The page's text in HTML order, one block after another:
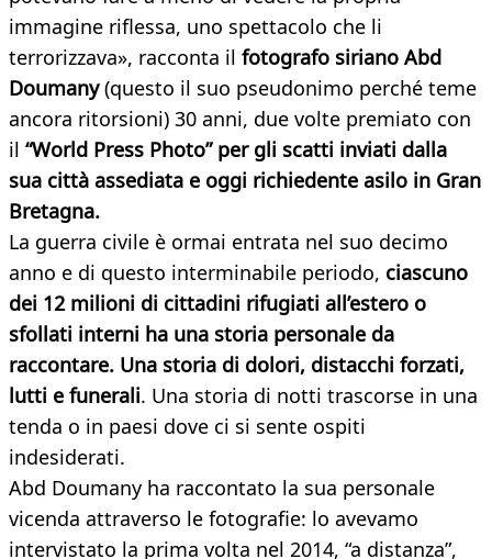
immagine riflessa, uno spettacolo che li
terrorizzava», racconta il fotografo siriano Abd
Doumany(questo il suo pseudonimo perché teme
ancora ritorsioni) 30 anni, due volte premiato con
il “World Press Photo” per gli scatti inviati dalla
sua città assediata e oggi richiedente asilo in Gran
Bretagna.
La guerra civile è ormai entrata nel suo decimo
anno e di questo interminabile periodo, ciascuno
dei 12 milioni di cittadini rifugiati all’estero o
sfollati interni ha una storia personale da
raccontare. Una storia di dolori, distacchi forzati,
lutti e funerali. Una storia di notti trascorse in una
tenda o in paesi dove ci si sente ospiti
indesiderati.
Abd Doumany ha raccontato la sua personale
vicenda attraverso le fotografie: lo avevamo
intervistato la prima volta nel 2014, “a distanza”,